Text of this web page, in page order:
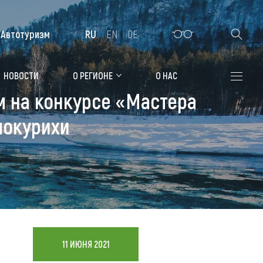
Алтайская зимовка
Где остановиться
Санатории
Гостиницы, отели
Коттеджи, базы
Сельские усадьбы
Мотели, придорожные отели
НОВОСТИ О РЕГИОНЕ О НАС
Автотуризм RU EN DE
конкурсе «Мастера
11 ИЮНЯ 2021